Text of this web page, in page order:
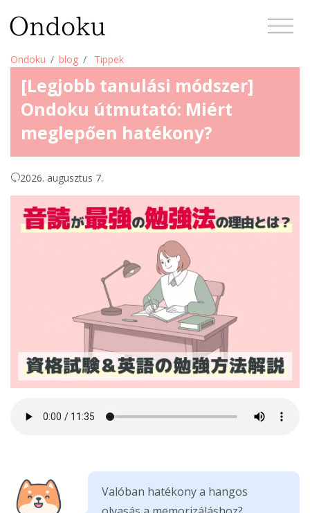
Ondoku blog Tippek
[Legjobb tanulási módszer]
Ondoku útmutató: Miért
meglepően hatékony?
2026. augusztus 7.
Valóban hatékony a hangos